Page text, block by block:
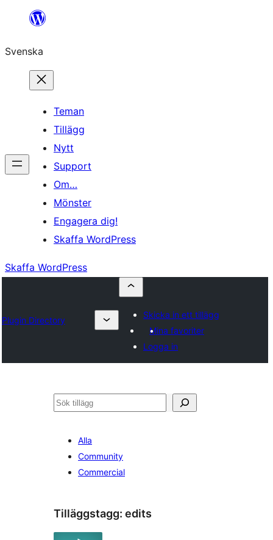
Hoppa
innehåll
Svenska
Teman
Tillägg
Nytt
Support
Om…
Mönster
Engagera dig!
Skaffa WordPress
Skaffa WordPress
Plugin Directory
Skicka in ett tillägg
Mina favoriter
Logga in
Sök
Alla
Community
Commercial
Tilläggstagg: edits